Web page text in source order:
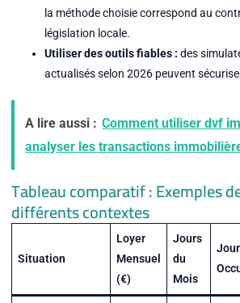
la méthode choisie correspond au
législation locale.
Utiliser des outils fiables : des
actualisés selon 2026 peuvent
A lire aussi : Comment utiliser dvf
analyser les transactions
Tableau comparatif : Exemples
différents contextes
Situation
Loyer
Mensuel
(€)
Jours
du
Mois